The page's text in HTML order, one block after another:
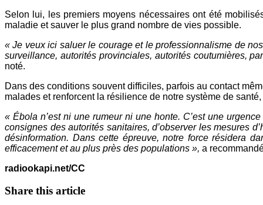
Selon lui, les premiers moyens nécessaires ont été
maladie et sauver le plus grand nombre de vies possible.
« Je veux ici saluer le courage et le professionnalisme de
surveillance, autorités provinciales, autorités coutumières,
noté.
Dans des conditions souvent difficiles, parfois au contact
malades et renforcent la résilience de notre système de
« Ébola n’est ni une rumeur ni une honte. C’est une
consignes des autorités sanitaires, d’observer les mesures
désinformation. Dans cette épreuve, notre force résidera
efficacement et au plus près des populations », a
radiookapi.net/CC
Share this article